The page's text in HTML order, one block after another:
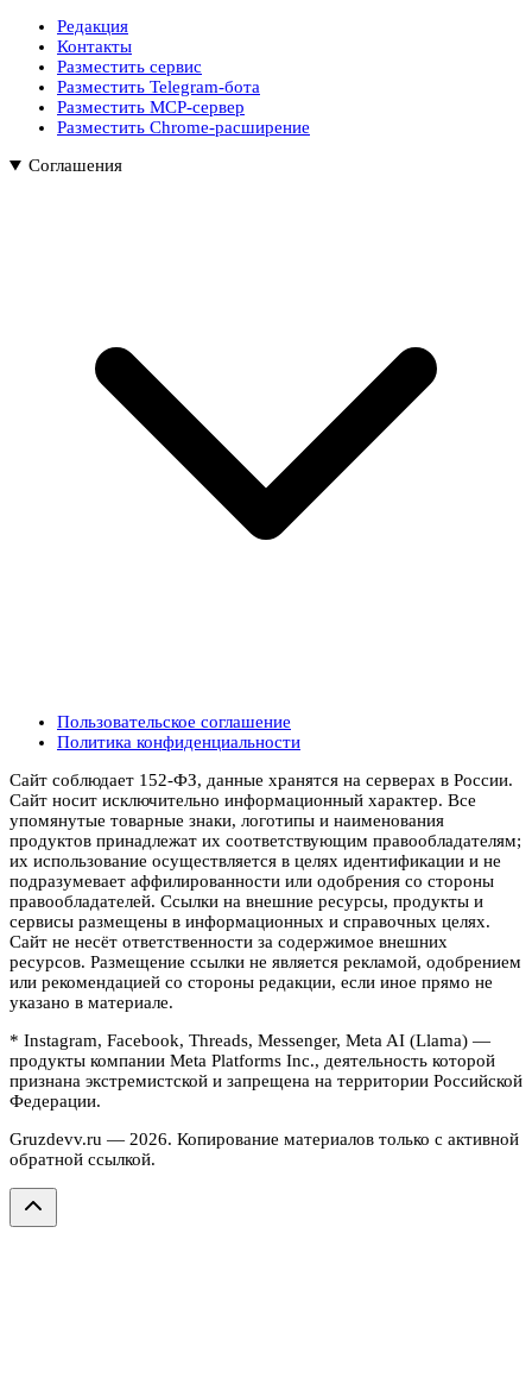
Редакция
Контакты
Разместить сервис
Разместить Telegram-бота
Разместить MCP-сервер
Разместить Chrome-расширение
Соглашения
Пользовательское соглашение
Политика конфиденциальности
Сайт соблюдает 152-ФЗ, данные хранятся на серверах в России.
Сайт носит исключительно информационный характер. Все
упомянутые товарные знаки, логотипы и наименования
продуктов принадлежат их соответствующим правообладателям;
их использование осуществляется в целях идентификации и не
подразумевает аффилированности или одобрения со стороны
правообладателей. Ссылки на внешние ресурсы, продукты и
сервисы размещены в информационных и справочных целях.
Сайт не несёт ответственности за содержимое внешних
ресурсов. Размещение ссылки не является рекламой, одобрением
или рекомендацией со стороны редакции, если иное прямо не
указано в материале.
* Instagram, Facebook, Threads, Messenger, Meta AI (Llama) —
продукты компании Meta Platforms Inc., деятельность которой
признана экстремистской и запрещена на территории Российской
Федерации.
Gruzdevv.ru — 2026. Копирование материалов только с активной
обратной ссылкой.